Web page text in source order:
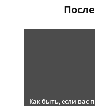
Как быть, если вас